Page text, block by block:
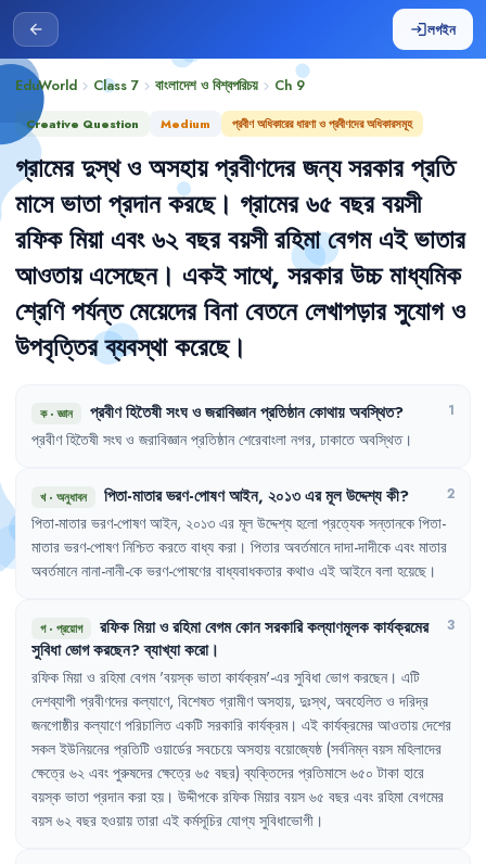
arrow_back loginলগইন
EduWorld chevron_right Class 7 chevron_right বাংলাদেশ ও বিশ্বপরিচয় chevron_right Ch 9
Creative Question Medium প্রবীণ অধিকারের ধারণা ও প্রবীণদের অধিকারসমূহ
গ্রামের দুস্থ ও অসহায় প্রবীণদের জন্য সরকার প্রতি
মাসে ভাতা প্রদান করছে। গ্রামের ৬৫ বছর বয়সী
রফিক মিয়া এবং ৬২ বছর বয়সী রহিমা বেগম এই ভাতার
আওতায় এসেছেন। একই সাথে, সরকার উচ্চ মাধ্যমিক
শ্রেণি পর্যন্ত মেয়েদের বিনা বেতনে লেখাপড়ার সুযোগ ও
উপবৃত্তির ব্যবস্থা করেছে।
ক·জ্ঞান প্রবীণহিতৈষীসংঘওজরাবিজ্ঞানপ্রতিষ্ঠানকোথায়অবস্থিত? 1
প্রবীণ হিতৈষী সংঘ ও জরাবিজ্ঞান প্রতিষ্ঠান শেরেবাংলা নগর, ঢাকাতে অবস্থিত।
খ· অনুধাবন পিতা-মাতারভরণ-পোষণআইন, ২০১৩এরমূলউদ্দেশ্যকী? 2
পিতা-মাতার ভরণ-পোষণ আইন, ২০১৩ এর মূল উদ্দেশ্য হলো প্রত্যেক সন্তানকে পিতা-
মাতার ভরণ-পোষণ নিশ্চিত করতে বাধ্য করা । পিতার অবর্তমানে দাদা-দাদীকে এবং মাতার
অবর্তমানে নানা-নানী-কে ভরণ-পোষণের বাধ্যবাধকতার কথাও এই আইনে বলা হয়েছে ।
গ· প্রয়োগ রফিকমিয়াওরহিমাবেগমকোনসরকারিকল্যাণমূলককার্যক্রমের
সুবিধাভোগকরছেন?ব্যাখ্যাকরো।
3
রফিক মিয়া ও রহিমা বেগম 'বয়স্ক ভাতা কার্যক্রম'-এর সুবিধা ভোগ করছেন। এটি
দেশব্যাপী প্রবীণদের কল্যাণে, বিশেষত গ্রামীণ অসহায়, দুঃস্থ, অবহেলিত ও দরিদ্র
জনগোষ্ঠীর কল্যাণে পরিচালিত একটি সরকারি কার্যক্রম। এই কার্যক্রমের আওতায় দেশের
সকল ইউনিয়নের প্রতিটি ওয়ার্ডের সবচেয়ে অসহায় বয়োজ্যেষ্ঠ (সর্বনিম্ন বয়স মহিলাদের
ক্ষেত্রে ৬২ এবং পুরুষদের ক্ষেত্রে ৬৫ বছর) ব্যক্তিদের প্রতিমাসে ৬৫০ টাকা হারে
বয়স্ক ভাতা প্রদান করা হয় । উদ্দীপকে রফিক মিয়ার বয়স ৬৫ বছর এবং রহিমা বেগমের
বয়স ৬২ বছর হওয়ায় তারা এই কর্মসূচির যোগ্য সুবিধাভোগী ।